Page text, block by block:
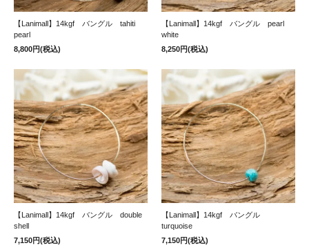
【Lanimall】14kgf バングル tahiti
pearl
8,800円(税込)
【Lanimall】14kgf バングル pearl
white
8,250円(税込)
【Lanimall】14kgf バングル double
shell
7,150円(税込)
【Lanimall】14kgf バングル
turquoise
7,150円(税込)